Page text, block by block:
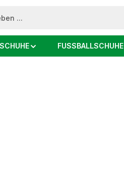
FUSSBALLSCHUHE